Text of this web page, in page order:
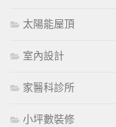
太陽能屋頂
室內設計
家醫科診所
小坪數裝修